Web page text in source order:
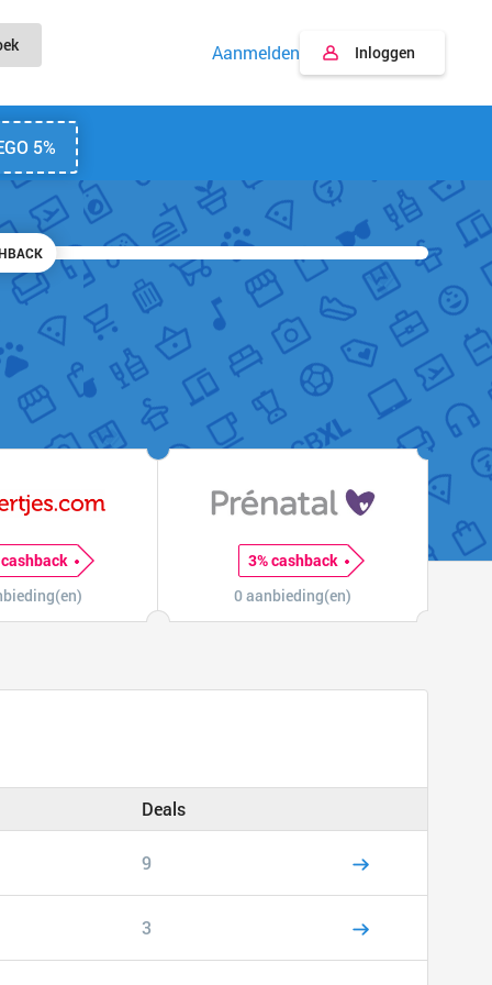
Aanmelden Inloggen
5%
cashback
3% cashback
0 aanbieding(en)
Deals
9
3